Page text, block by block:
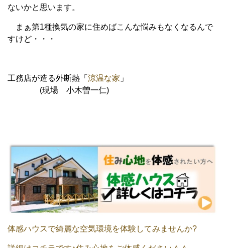
ないかと思います。
まぁ第1種換気の家に住めばこんな悩みもなくなるんで
すけど・・・
工務店が造る外断熱「 涼温な家 」
(現場 小木曽一仁)
体感ハウスで綺麗な空気環境を体験してみませんか?